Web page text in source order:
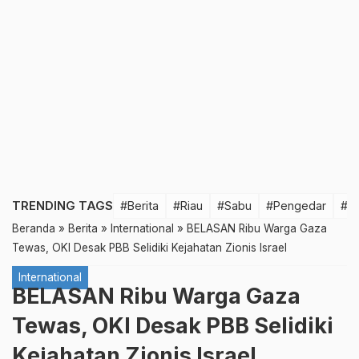
TRENDING TAGS #Berita #Riau #Sabu #Pengedar
Beranda » Berita » International » BELASAN Ribu Warga Gaza
Tewas, OKI Desak PBB Selidiki Kejahatan Zionis Israel
International
BELASAN Ribu Warga Gaza
Tewas, OKI Desak PBB Selidiki